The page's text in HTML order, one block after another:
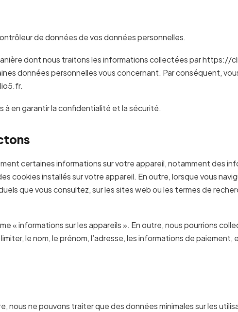
de données de vos données personnelles.
dont nous traitons les informations collectées par https://
données personnelles vous concernant. Par conséquent,
à en garantir la confidentialité et la sécurité.
certaines informations sur votre appareil, notamment des
cookies installés sur votre appareil. En outre, lorsque vous
que vous consultez, sur les sites web ou les termes de
« informations sur les appareils ». En outre, nous pourrions
le nom, le prénom, l’adresse, les informations de paiement,
ne pouvons traiter que des données minimales sur les